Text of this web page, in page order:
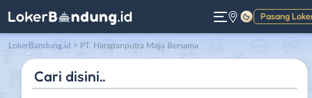
Pasang
Gelap
LokerBandung.id > PT. Harapanputra Maju Bersama